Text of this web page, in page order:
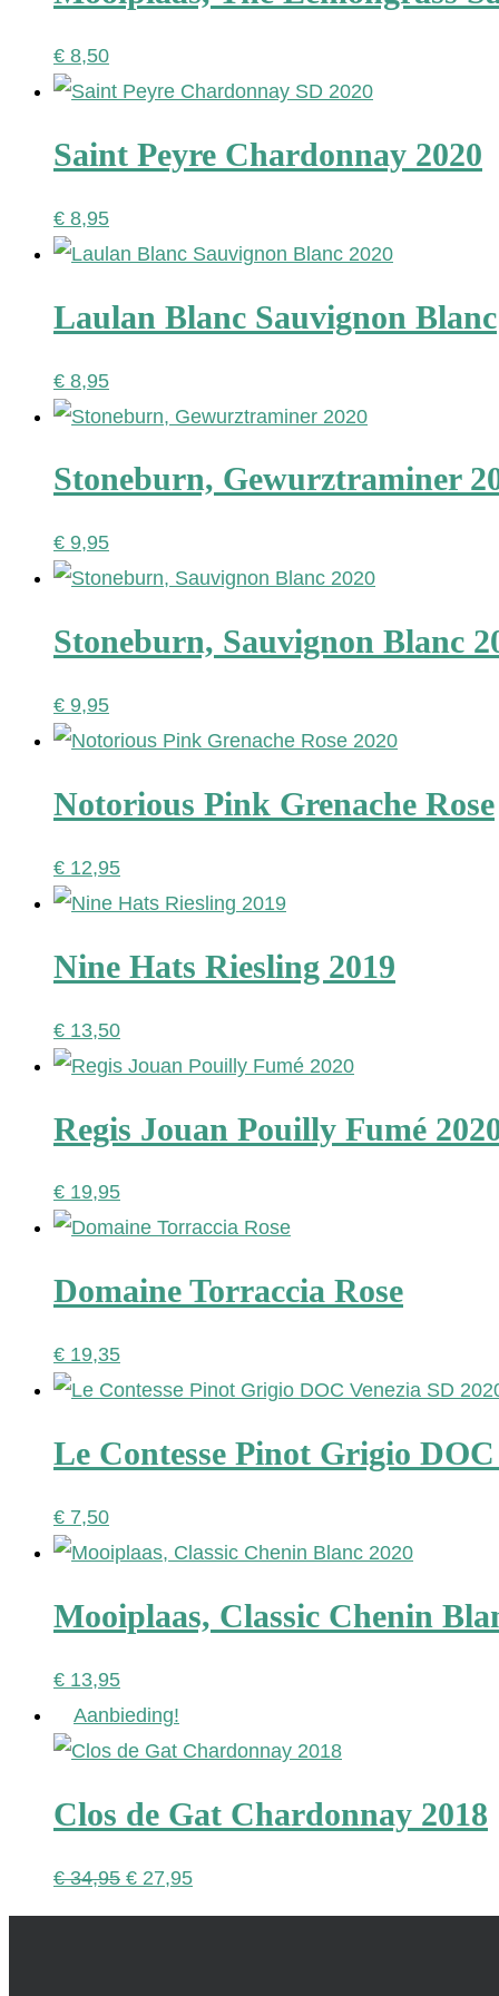
€ 8,50
Saint Peyre Chardonnay 2020
€ 8,95
Laulan Blanc Sauvignon Blanc
€ 8,95
Stoneburn, Gewurztraminer
€ 9,95
Stoneburn, Sauvignon Blanc
€ 9,95
Notorious Pink Grenache Rose
€ 12,95
Nine Hats Riesling 2019
€ 13,50
Regis Jouan Pouilly Fumé
€ 19,95
Domaine Torraccia Rose
€ 19,35
Le Contesse Pinot Grigio DOC
€ 7,50
Mooiplaas, Classic Chenin
€ 13,95
Aanbieding!
Clos de Gat Chardonnay 2018
€34,95 Oorspronkelijke
prijs
€ 27,95Huidige
prijs